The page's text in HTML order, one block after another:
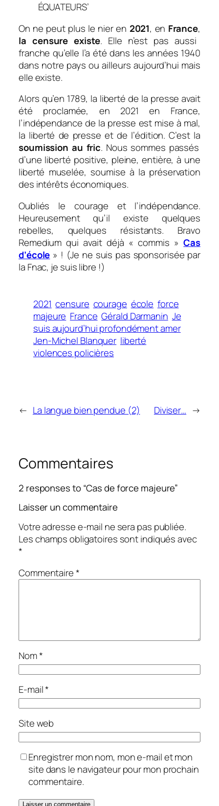
On ne peut plus le nier en 2021, en France,
la censure existe. Elle n’est pas aussi
franche qu’elle l’a été dans les années 1940
dans notre pays ou ailleurs aujourd’hui mais
elle existe.
Alors qu’en 1789, la liberté de la presse avait
été proclamée, en 2021 en France,
l’indépendance de la presse est mise à mal,
la liberté de presse et de l’édition. C’est la
soumission au fric. Nous sommes passés
d’une liberté positive, pleine, entière, à une
liberté muselée, soumise à la préservation
des intérêts économiques.
Oubliés le courage et l’indépendance.
Heureusement qu’il existe quelques
rebelles, quelques résistants. Bravo
Remedium qui avait déjà « commis »Cas
d’école » ! (Je ne suis pas sponsorisée par
la Fnac, je suis libre !)
2021 censure courage école force
majeure France Gérald Darmanin Je
suis aujourd’hui profondément amer
Jen-Michel Blanquer liberté
violences policières
← La langue bien pendue (2) Diviser… →
Commentaires
2 responses to “Cas de force majeure”
Laisser un commentaire
Votre adresse e-mail ne sera pas publiée.
Les champs obligatoires sont indiqués avec
*
Commentaire*
Nom*
E-mail*
Site web
Enregistrer mon nom, mon e-mail et mon
site dans le navigateur pour mon prochain
commentaire.